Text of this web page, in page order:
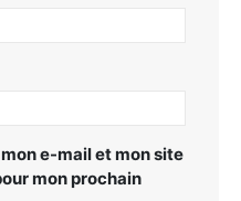
e-mail et mon site
mon prochain